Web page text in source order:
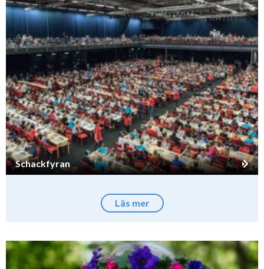
Schackfyran
Läs mer